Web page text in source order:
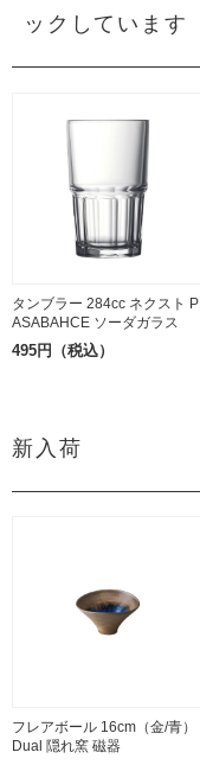
ックしています
タンブラー 284cc ネクスト P
ASABAHCE ソーダガラス
495円（税込）
新入荷
フレアボール 16cm（金/青）
Dual 隠れ窯 磁器